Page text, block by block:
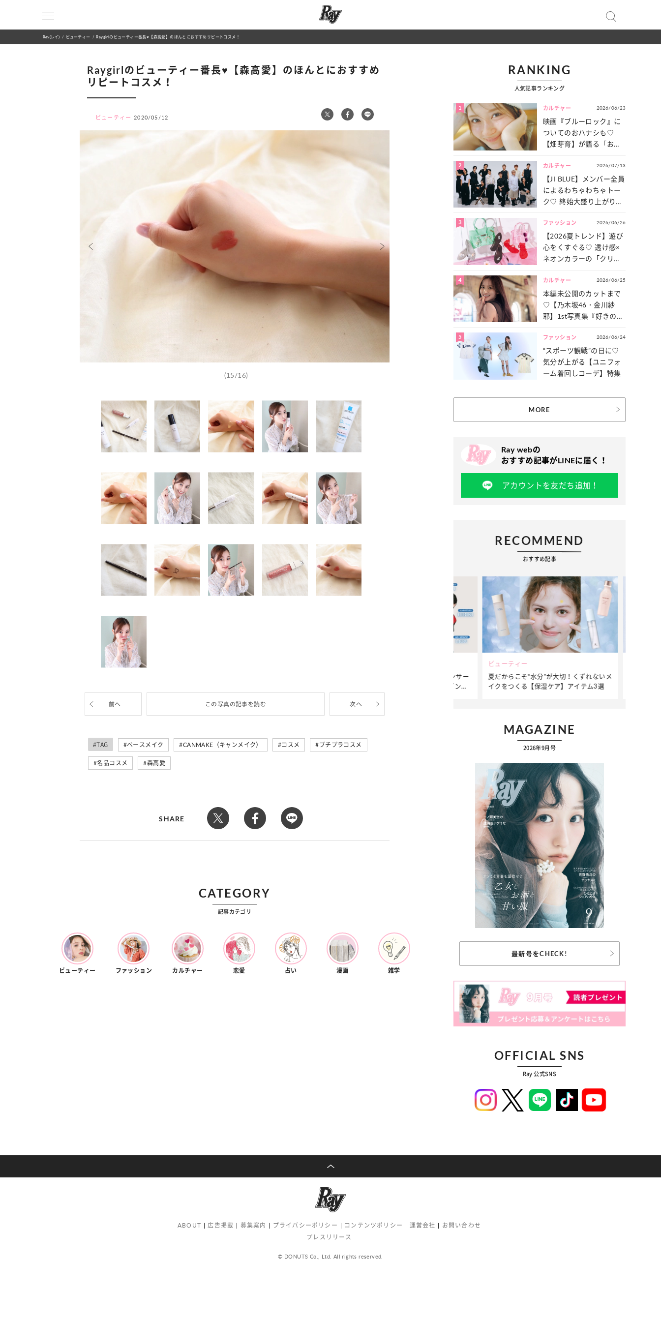
Ray(レイ) ビューティー Raygirlのビューティー番長♥【森高愛】のほんとにおすすめリピートコスメ！
Raygirlのビューティー番長♥【森高愛】のほんとにおすすめ
リピートコスメ！
ビューティー 2020/05/12
(15/16)
前へ この写真の記事を読む 次へ
#TAG ベースメイク CANMAKE（キャンメイク） コスメ プチプラコスメ
名品コスメ 森高愛
SHARE
RANKING
人気記事ランキング
1 カルチャー 2026/06/23
映画『ブルーロック』に
ついてのおハナシも♡
【畑芽育】が語る「お仕
は？
2 カルチャー 2026/07/13
【JI BLUE】メンバー全員
によるわちゃわちゃトー
ク♡ 終始大盛り上がりだ
一気見せ！
3 ファッション 2026/06/26
【2026夏トレンド】遊び
心をくすぐる♡ 透け感×
ネオンカラーの「クリア
4 カルチャー 2026/06/25
本編未公開のカットまで
♡【乃木坂46・金川紗
耶】1st写真集『好きのグ
たっぷりとお届け！
5 ファッション 2026/06/24
“スポーツ観戦”の日に♡
気分が上がる【ユニフォ
ーム着回しコーデ】特集
MORE
Ray webの
おすすめ記事がLINEに届く！
アカウントを友だち追加！
RECOMMEND
おすすめ記事
【Dリーグ】Ray世代注目のプロダンサー
集団♡ 各チームを彩る「イケメンダンサ
ー」特集
ビューティー
夏だからこそ“水分”が大切！くずれないメ
イクをつくる【保湿ケア】アイテム3選
MAGAZINE
2026年9月号
最新号をCHECK!
OFFICIAL SNS
Ray 公式SNS
CATEGORY
記事カテゴリ
ビューティー ファッション カルチャー 恋愛 占い 漫画 雑学
ABOUT 広告掲載 募集案内 プライバシーポリシー コンテンツポリシー 運営会社
お問い合わせ
プレスリリース
© DONUTS Co., Ltd. All rights reserved.